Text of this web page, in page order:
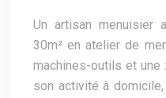
Un artisan menuisier
30m² en atelier de
machines-outils et
son activité à